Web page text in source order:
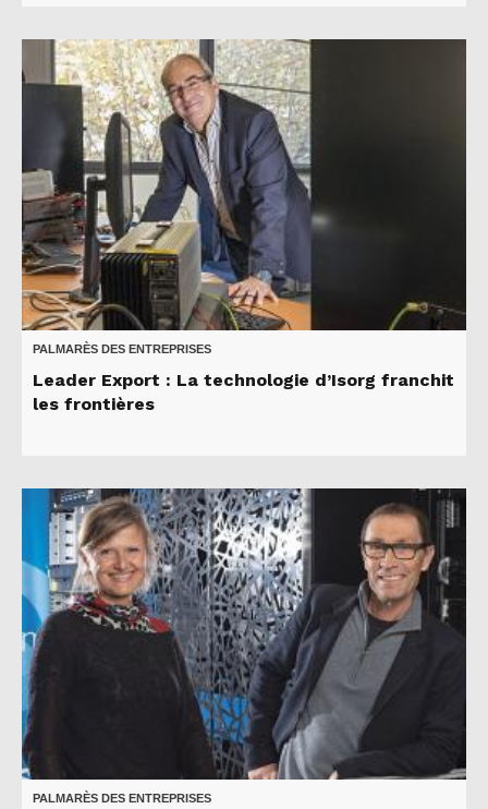
PALMARÈS DES ENTREPRISES
Leader Export : La technologie d’Isorg franchit
les frontières
PALMARÈS DES ENTREPRISES